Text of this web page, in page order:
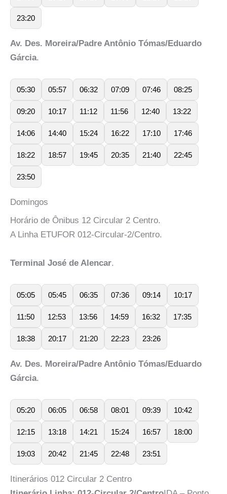
23:20
Av. Des. Moreira/Padre Antônio Tómas/Eduardo
Gárcia.
05:30 05:57 06:32 07:09 07:46 08:25
09:20 10:17 11:12 11:56 12:40 13:22
14:06 14:40 15:24 16:22 17:10 17:46
18:22 18:57 19:45 20:35 21:40 22:45
23:50
Domingos
Horário de Ônibus 12 Circular 2 Centro.
A Linha ETUFOR 012-Circular-2/Centro.
Terminal José de Alencar.
05:05 05:45 06:35 07:36 09:14 10:17
11:50 12:53 13:56 14:59 16:32 17:35
18:38 20:17 21:20 22:23 23:26
Av. Des. Moreira/Padre Antônio Tómas/Eduardo
Gárcia.
05:20 06:05 06:58 08:01 09:39 10:42
12:15 13:18 14:21 15:24 16:57 18:00
19:03 20:42 21:45 22:48 23:51
Itinerários 012 Circular 2 Centro